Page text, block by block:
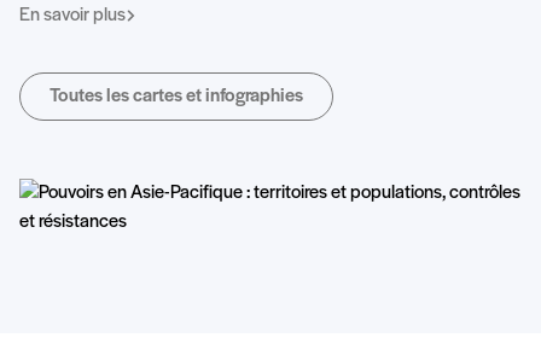
En savoir plus
Toutes les cartes et infographies